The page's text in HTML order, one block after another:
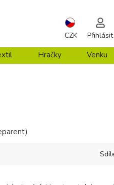
CZK Přihlásit
Hračky Venku